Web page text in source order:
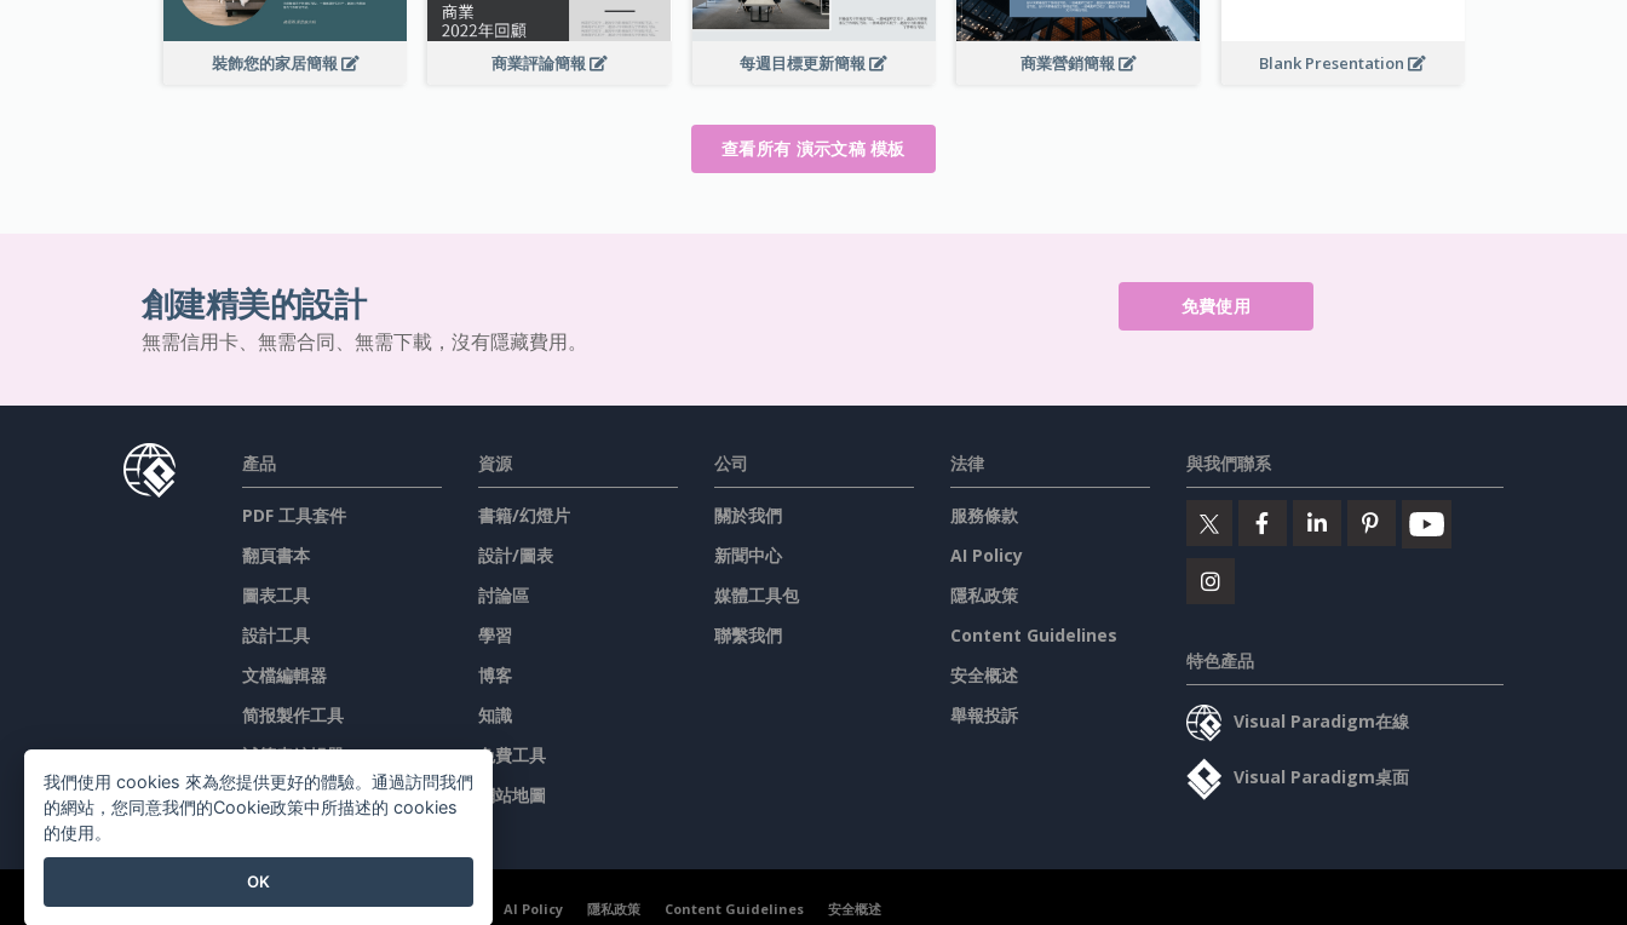
裝飾您的家居簡報 商業評論簡報 每週目標更新簡報 商業營銷簡報 Blank Presentation
查看所有 演示文稿 模板
創建精美的設計
無需信用卡、無需合同、無需下載，沒有隱藏費用。
免費使用
產品
PDF 工具套件
翻頁書本
圖表工具
設計工具
文檔編輯器
简报製作工具
試算表編輯器
價格
資源
書籍/幻燈片
設計/圖表
討論區
學習
博客
知識
免費工具
網站地圖
公司
關於我們
新聞中心
媒體工具包
聯繫我們
法律
服務條款
AI Policy
隱私政策
Content Guidelines
安全概述
舉報投訴
與我們聯系
特色產品
Visual Paradigm在線
Visual Paradigm桌面
©2026 by Visual Paradigm. 版權所有。 服務條款 AI Policy 隱私政策 Content Guidelines 安全概述
我們使用 cookies 來為您提供更好的體驗。通過訪問我們
的網站，您同意我們的Cookie政策中所描述的 cookies
的使用。
OK